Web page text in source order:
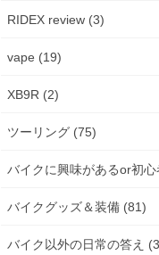
RIDEX review (3)
vape (19)
XB9R (2)
ツーリング (75)
バイクに興味があるor初
バイクグッズ＆装備 (81)
バイク以外の日常の答え